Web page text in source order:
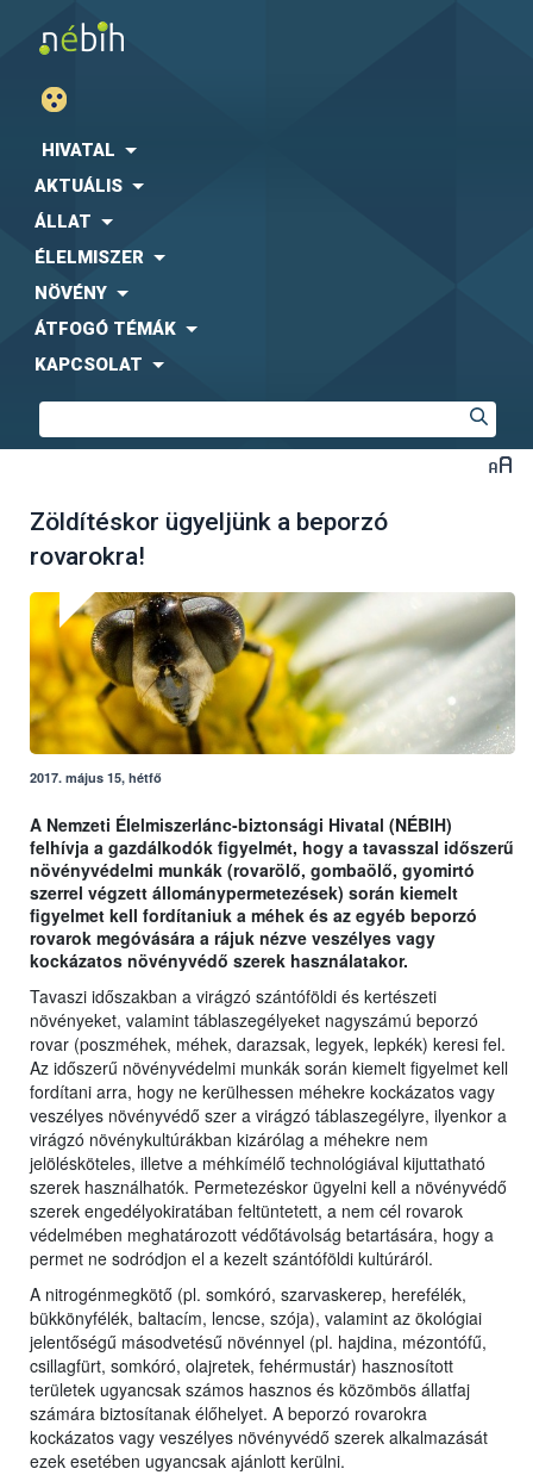
HIVATAL
AKTUÁLIS
ÁLLAT
ÉLELMISZER
NÖVÉNY
ÁTFOGÓ TÉMÁK
KAPCSOLAT
Zöldítéskor ügyeljünk a beporzó
rovarokra!
2017. május 15, hétfő
A Nemzeti Élelmiszerlánc-biztonsági Hivatal (NÉBIH)
felhívja a gazdálkodók figyelmét, hogy a tavasszal időszerű
növényvédelmi munkák (rovarölő, gombaölő, gyomirtó
szerrel végzett állománypermetezések) során kiemelt
figyelmet kell fordítaniuk a méhek és az egyéb beporzó
rovarok megóvására a rájuk nézve veszélyes vagy
kockázatos növényvédő szerek használatakor.
Tavaszi időszakban a virágzó szántóföldi és kertészeti
növényeket, valamint táblaszegélyeket nagyszámú beporzó
rovar (poszméhek, méhek, darazsak, legyek, lepkék) keresi fel.
Az időszerű növényvédelmi munkák során kiemelt figyelmet kell
fordítani arra, hogy ne kerülhessen méhekre kockázatos vagy
veszélyes növényvédő szer a virágzó táblaszegélyre, ilyenkor a
virágzó növénykultúrákban kizárólag a méhekre nem
jelölésköteles, illetve a méhkímélő technológiával kijuttatható
szerek használhatók. Permetezéskor ügyelni kell a növényvédő
szerek engedélyokiratában feltüntetett, a nem cél rovarok
védelmében meghatározott védőtávolság betartására, hogy a
permet ne sodródjon el a kezelt szántóföldi kultúráról.
A nitrogénmegkötő (pl. somkóró, szarvaskerep, herefélék,
bükkönyfélék, baltacím, lencse, szója), valamint az ökológiai
jelentőségű másodvetésű növénnyel (pl. hajdina, mézontófű,
csillagfürt, somkóró, olajretek, fehérmustár) hasznosított
területek ugyancsak számos hasznos és közömbös állatfaj
számára biztosítanak élőhelyet. A beporzó rovarokra
kockázatos vagy veszélyes növényvédő szerek alkalmazását
ezek esetében ugyancsak ajánlott kerülni.